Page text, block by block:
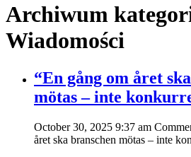
Archiwum
Wiadomości
“En gång om året
mötas – inte
October 30, 2025 9:37 am
året ska branschen mötas – inte